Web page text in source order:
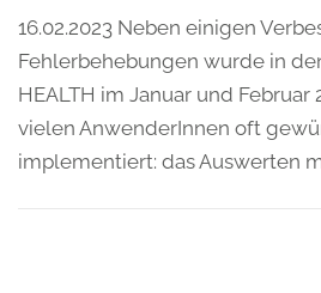
16.02.2023 Neben einigen
Fehlerbehebungen wurde in
HEALTH im Januar und Februar
vielen AnwenderInnen oft
implementiert: das Auswerten